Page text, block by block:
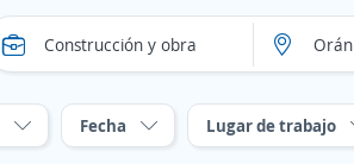
Fecha Lugar de trabajo